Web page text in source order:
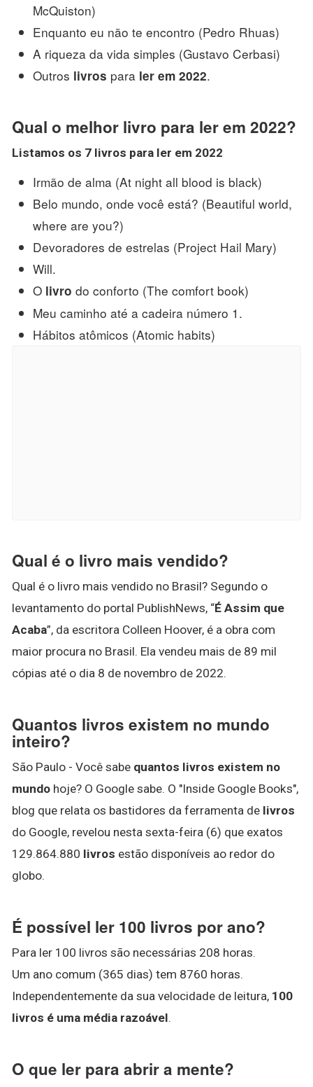
McQuiston)
Enquanto eu não te encontro (Pedro Rhuas)
A riqueza da vida simples (Gustavo Cerbasi)
Outros livros para ler em 2022.
Qual o melhor livro para ler em 2022?
Listamos os 7 livros para ler em 2022
Irmão de alma (At night all blood is black)
Belo mundo, onde você está? (Beautiful world,
where are you?)
Devoradores de estrelas (Project Hail Mary)
Will.
O livro do conforto (The comfort book)
Meu caminho até a cadeira número 1.
Hábitos atômicos (Atomic habits)
Qual é o livro mais vendido?
Qual é o livro mais vendido no Brasil? Segundo o
levantamento do portal PublishNews, “É Assim que
Acaba”, da escritora Colleen Hoover, é a obra com
maior procura no Brasil. Ela vendeu mais de 89 mil
cópias até o dia 8 de novembro de 2022.
Quantos livros existem no mundo
inteiro?
São Paulo - Você sabe quantos livros existem no
mundo hoje? O Google sabe. O "Inside Google Books",
blog que relata os bastidores da ferramenta de livros
do Google, revelou nesta sexta-feira (6) que exatos
129.864.880 livros estão disponíveis ao redor do
globo.
É possível ler 100 livros por ano?
Para ler 100 livros são necessárias 208 horas.
Um ano comum (365 dias) tem 8760 horas.
Independentemente da sua velocidade de leitura, 100
livros é uma média razoável.
O que ler para abrir a mente?